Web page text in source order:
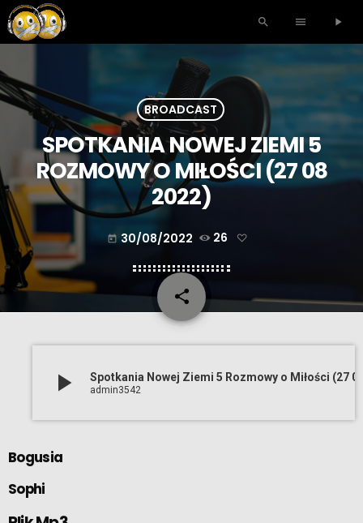
search menu play_arrow
BROADCAST
SPOTKANIA NOWEJ ZIEMI 5
ROZMOWY O MIŁOŚCI (27 08
2022)
today 30/08/2022 26
share
email
play_arrow admin3542
Bogusia
Sophi